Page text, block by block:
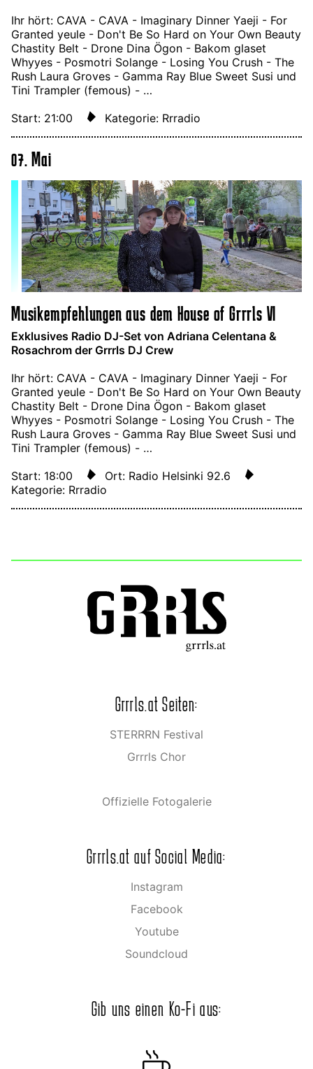
Ihr hört: CAVA - CAVA - Imaginary Dinner Yaeji - For
Granted yeule - Don't Be So Hard on Your Own Beauty
Chastity Belt - Drone Dina Ögon - Bakom glaset
Whyyes - Posmotri Solange - Losing You Crush - The
Rush Laura Groves - Gamma Ray Blue Sweet Susi und
Tini Trampler (femous) - …
Start: 21:00 Kategorie: Rrradio
07. Mai
Musikempfehlungen aus dem House of Grrrls VI
Exklusives Radio DJ-Set von Adriana Celentana &
Rosachrom der Grrrls DJ Crew
Ihr hört: CAVA - CAVA - Imaginary Dinner Yaeji - For
Granted yeule - Don't Be So Hard on Your Own Beauty
Chastity Belt - Drone Dina Ögon - Bakom glaset
Whyyes - Posmotri Solange - Losing You Crush - The
Rush Laura Groves - Gamma Ray Blue Sweet Susi und
Tini Trampler (femous) - …
Start: 18:00
Ort: Radio Helsinki 92.6
Kategorie: Rrradio
Grrrls.at Seiten:
STERRRN Festival
Grrrls Chor
Offizielle Fotogalerie
Grrrls.at auf Social Media:
Instagram
Facebook
Youtube
Soundcloud
Gib uns einen Ko-Fi aus: